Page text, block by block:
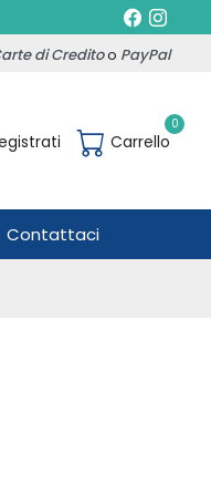
di Creditoo PayPal
Carrello
0
Contattaci